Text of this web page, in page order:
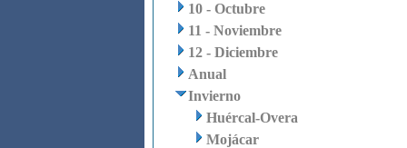
10 - Octubre
11 - Noviembre
12 - Diciembre
Anual
Invierno
Huércal-Overa
Mojácar